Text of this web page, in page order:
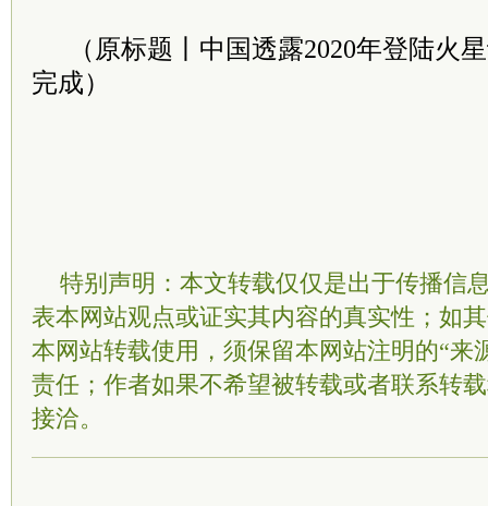
（原标题丨中国透露2020年登陆火
完成）
特别声明：本文转载仅仅是出于传播信
表本网站观点或证实其内容的真实性；如
本网站转载使用，须保留本网站注明的“来
责任；作者如果不希望被转载或者联系转
接洽。